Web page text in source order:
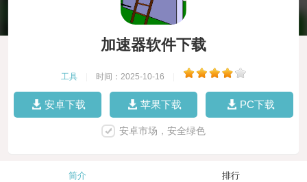
加速器软件下载
工具 时间：2025-10-16
安卓下载 苹果下载 PC下载
安卓市场，安全绿色
简介 排行